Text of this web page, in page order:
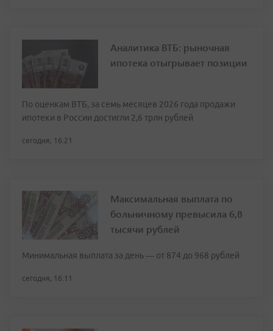
Аналитика ВТБ: рыночная
ипотека отыгрывает позиции
По оценкам ВТБ, за семь месяцев 2026 года продажи
ипотеки в России достигли 2,6 трлн рублей
сегодня, 16:21
Максимальная выплата по
больничному превысила 6,8
тысячи рублей
Минимальная выплата за день — от 874 до 968 рублей
сегодня, 16:11